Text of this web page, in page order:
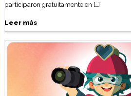
participaron gratuitamente en […]
Leer más